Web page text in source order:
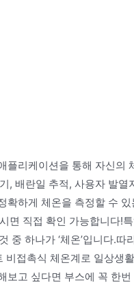
애플리케이션을 통해 자신
, 배란일 추적, 사용자 발
하게 체온을 측정할 수
면 직접 확인 가능합니다!
중 하나가 ‘체온’입니다.
비접촉식 체온계로 일상생
보고 싶다면 부스에 꼭 한